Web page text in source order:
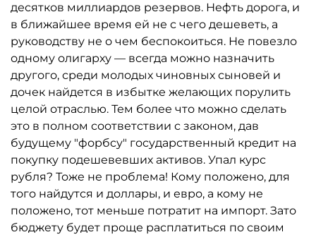
десятков миллиардов резервов. Нефть дорога, и
в ближайшее время ей не с чего дешеветь, а
руководству не о чем беспокоиться. Не повезло
одному олигарху — всегда можно назначить
другого, среди молодых чиновных сыновей и
дочек найдется в избытке желающих порулить
целой отраслью. Тем более что можно сделать
это в полном соответствии с законом, дав
будущему "форбcу" государственный кредит на
покупку подешевевших активов. Упал курс
рубля? Тоже не проблема! Кому положено, для
того найдутся и доллары, и евро, а кому не
положено, тот меньше потратит на импорт. Зато
бюджету будет проще расплатиться по своим